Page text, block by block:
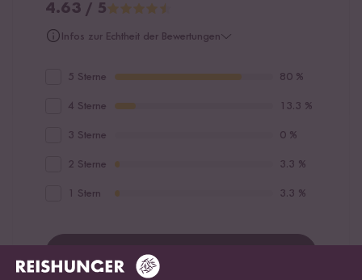
4.63 / 5
Infos zur Echtheit der Bewertungen
5 Sterne 80 %
4 Sterne 13.3 %
3 Sterne 0 %
2 Sterne 3.3 %
1 Stern 3.3 %
Bewerte dieses Produkt